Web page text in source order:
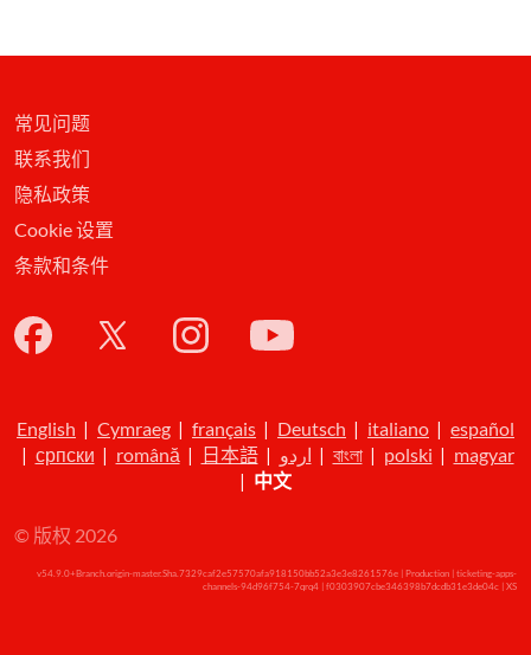
常见问题
联系我们
隐私政策
Cookie 设置
条款和条件
English | Cymraeg | français | Deutsch | italiano | español
| српски | română | 日本語| اردو | বাংলা| polski | magyar
| 中文
© 版权 2026
v54.9.0+Branch.origin-master.Sha.7329caf2e57570afa918150bb52a3e3e8261576e | Production | ticketing-apps-
channels-94d96f754-7qrq4 | f0303907cbe346398b7dcdb31e3de04c | XS